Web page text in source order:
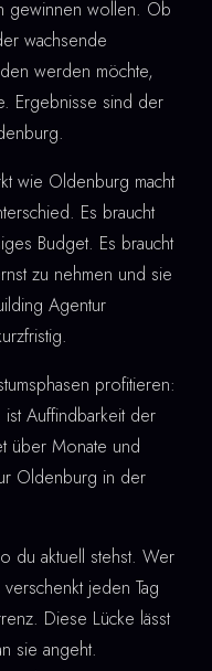
gewinnen wollen. Ob
wachsende
werden möchte,
Ergebnisse sind der
wie Oldenburg macht
Es braucht
Budget. Es braucht
zu nehmen und sie
Agentur
profitieren:
Auffindbarkeit der
über Monate und
Oldenburg in der
du aktuell stehst. Wer
jeden Tag
Diese Lücke lässt
sie angeht.